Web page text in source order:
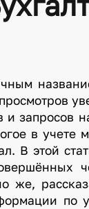
и запросов
в учете
В этой
же,
по